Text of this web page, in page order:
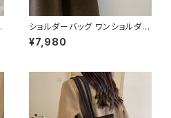
ショルダーバッグ ワンショルダー
フェイクレザー バッグ レディー
ス 韓国 シンプル 大人可愛い ブ
¥7,980